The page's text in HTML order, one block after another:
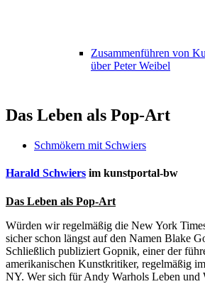
Zusammenführen von
über Peter Weibel
Das Leben als Pop-Art
Schmökern mit Schwiers
Harald Schwiers im kunstportal-bw
Das Leben als Pop-Art
Würden wir regelmäßig die New York
sicher schon längst auf den Namen Blake
Schließlich publiziert Gopnik, einer der
amerikanischen Kunstkritiker, regelmäßig
NY. Wer sich für Andy Warhols Leben und